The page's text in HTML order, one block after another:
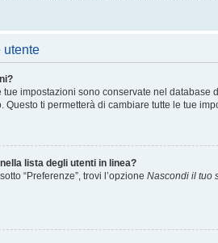
utente
tue impostazioni sono conservate nel
ti permetterà di cambiare tutte le tue
lista degli utenti in linea?
“Preferenze”, trovi l’opzione Nascondi il tuo